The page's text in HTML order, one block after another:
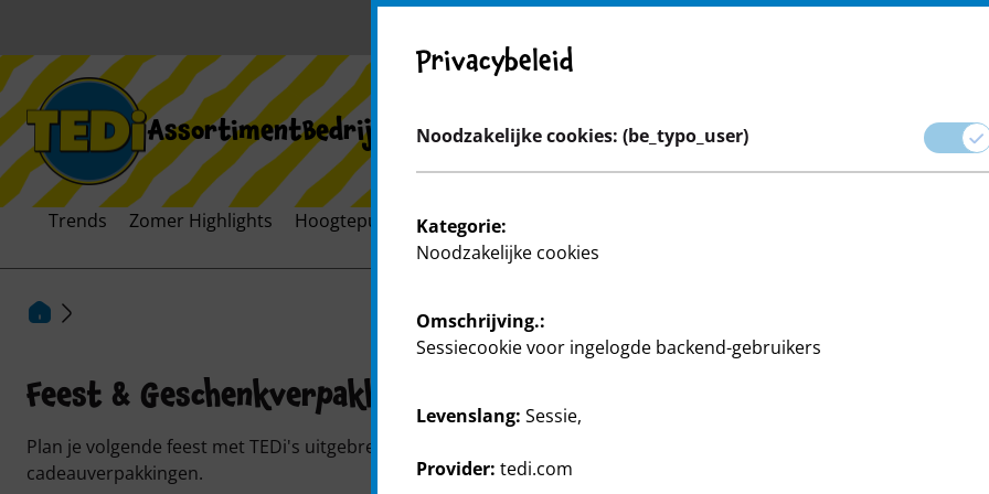
AssortimentBedrijf ExpansieCarrière
Trends Zomer Highlights Hoogtepunten Feest & Geschenkverpakking
Feest & Geschenkverpakking
Plan je volgende feest met TEDi's uitgebreide selectie feestartikelen en
cadeauverpakkingen.
Privacybeleid
Noodzakelijke cookies: (be_typo_user)
Kategorie:
Noodzakelijke cookies
Omschrijving.:
Sessiecookie voor ingelogde backend-gebruikers
Levenslang: Sessie,
Provider: tedi.com